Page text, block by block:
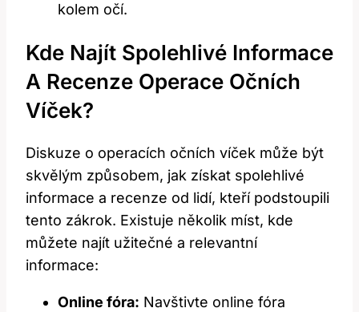
kolem očí.
Kde Najít Spolehlivé Informace
A Recenze Operace Očních
Víček?
Diskuze o operacích očních víček může být
skvělým způsobem, jak získat spolehlivé
informace a recenze od lidí, kteří podstoupili
tento zákrok. Existuje několik míst, kde
můžete najít užitečné a relevantní
informace:
Online fóra: Navštivte online fóra